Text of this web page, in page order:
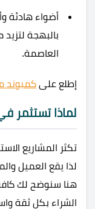
أضواء هادئة
بالبهجة
العاصمة.
إطلع على كمبوند
لماذا تستثمر
تكثر المشاريع
لذا يقع العميل
هنا سنوضح لك كافة
الشراء بكل ثقة